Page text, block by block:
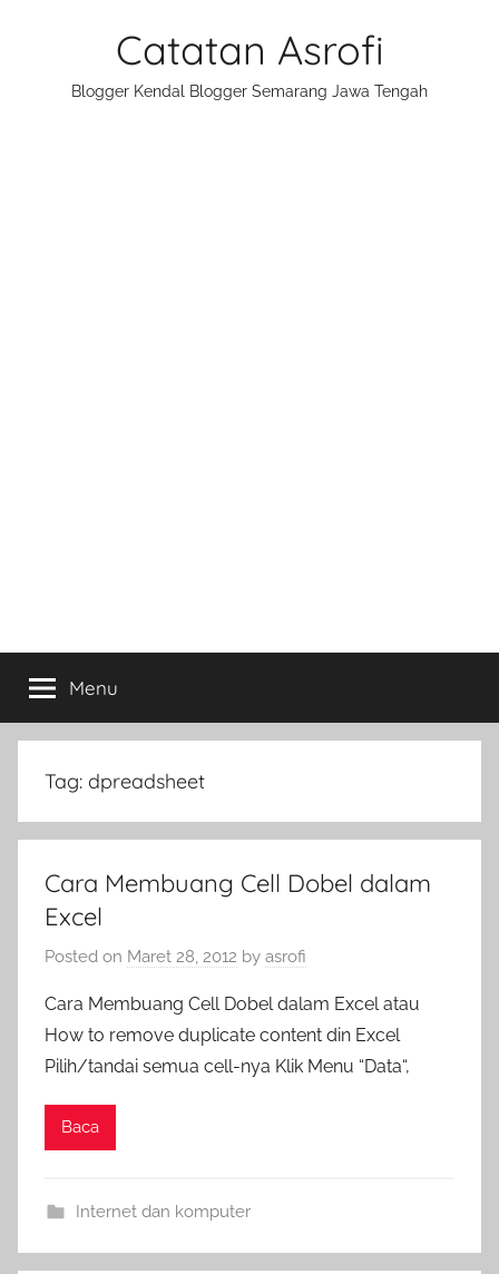
Catatan Asrofi
Blogger Kendal Blogger Semarang Jawa Tengah
Menu
Tag: dpreadsheet
Cara Membuang Cell Dobel dalam
Excel
Posted on Maret 28, 2012 by asrofi
Cara Membuang Cell Dobel dalam Excel atau
How to remove duplicate content din Excel
Pilih/tandai semua cell-nya Klik Menu “Data“,
Baca
Internet dan komputer